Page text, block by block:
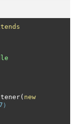
( new